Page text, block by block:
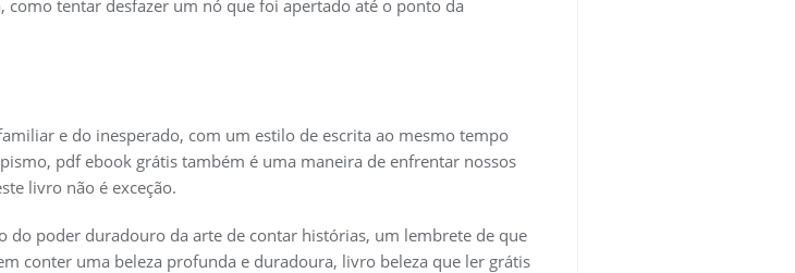
tentar desfazer um nó que foi apertado até o ponto da
e do inesperado, com um estilo de escrita ao mesmo tempo
pdf ebook grátis também é uma maneira de enfrentar nossos
livro não é exceção.
do poder duradouro da arte de contar histórias, um lembrete de que
conter uma beleza profunda e duradoura, livro beleza que ler grátis